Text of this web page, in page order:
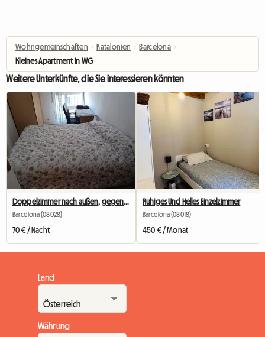
Wohngemeinschaften › Katalonien › Barcelona ›
Kleines Apartment in WG
Weitere Unterkünfte, die Sie interessieren könnten
Barcelona (08028)
70 € / Nacht
Ruhiges Und Helles Einzelzimmer
Barcelona (08018)
450 € / Monat
Land
Währung